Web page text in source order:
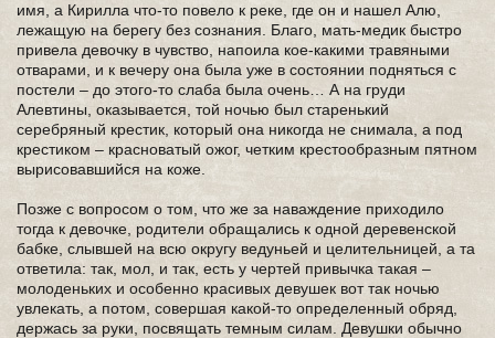
имя, а Кирилла что-то повело к реке, где он и нашел Алю,
лежащую на берегу без сознания. Благо, мать-медик быстро
привела девочку в чувство, напоила кое-какими травяными
отварами, и к вечеру она была уже в состоянии подняться с
постели – до этого-то слаба была очень… А на груди
Алевтины, оказывается, той ночью был старенький
серебряный крестик, который она никогда не снимала, а под
крестиком – красноватый ожог, четким крестообразным пятном
вырисовавшийся на коже.
Позже с вопросом о том, что же за наваждение приходило
тогда к девочке, родители обращались к одной деревенской
бабке, слывшей на всю округу ведуньей и целительницей, а та
ответила: так, мол, и так, есть у чертей привычка такая –
молоденьких и особенно красивых девушек вот так ночью
увлекать, а потом, совершая какой-то определенный обряд,
держась за руки, посвящать темным силам. Девушки обычно